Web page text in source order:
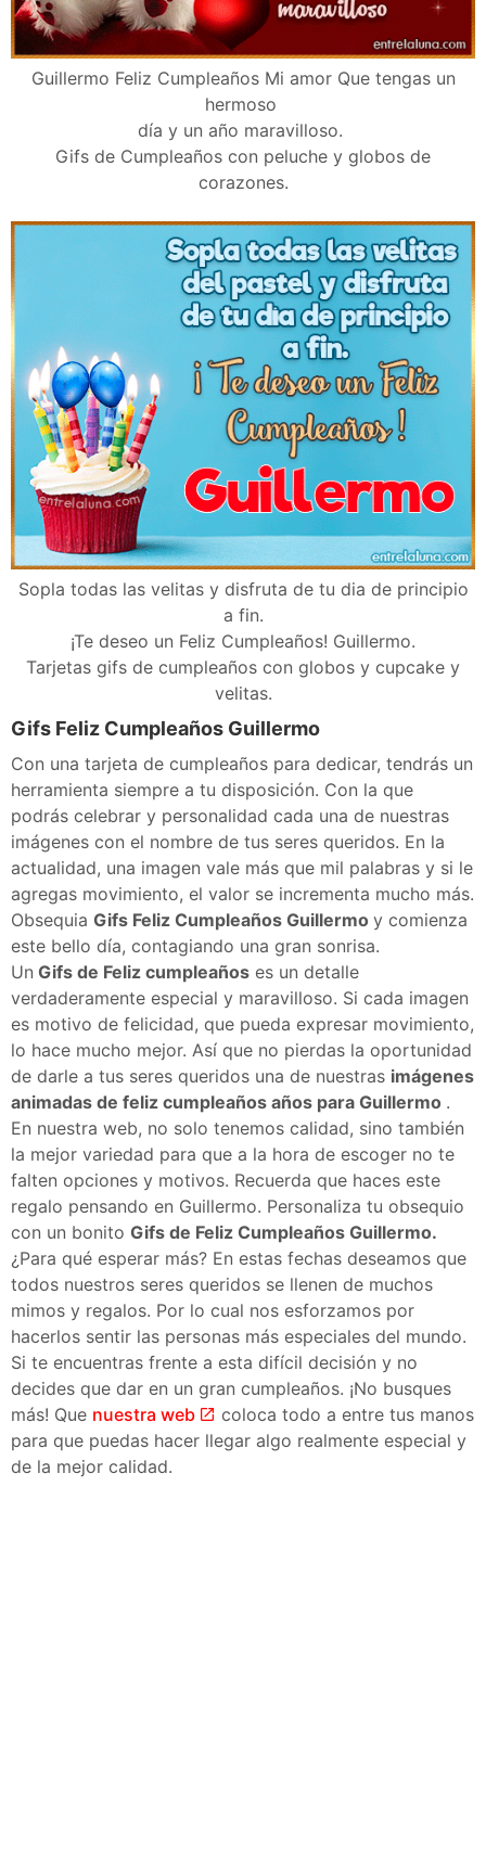
Guillermo Feliz Cumpleaños Mi amor Que tengas un
hermoso
día y un año maravilloso.
Gifs de Cumpleaños con peluche y globos de
corazones.
Sopla todas las velitas y disfruta de tu dia de principio
a fin.
¡Te deseo un Feliz Cumpleaños! Guillermo.
Tarjetas gifs de cumpleaños con globos y cupcake y
velitas.
Gifs Feliz Cumpleaños Guillermo
Con una tarjeta de cumpleaños para dedicar, tendrás un
herramienta siempre a tu disposición. Con la que
podrás celebrar y personalidad cada una de nuestras
imágenes con el nombre de tus seres queridos. En la
actualidad, una imagen vale más que mil palabras y si le
agregas movimiento, el valor se incrementa mucho más.
Obsequia Gifs Feliz Cumpleaños Guillermo y comienza
este bello día, contagiando una gran sonrisa.
Un Gifs de Feliz cumpleaños es un detalle
verdaderamente especial y maravilloso. Si cada imagen
es motivo de felicidad, que pueda expresar movimiento,
lo hace mucho mejor. Así que no pierdas la oportunidad
de darle a tus seres queridos una de nuestras imágenes
animadas de feliz cumpleaños años para Guillermo .
En nuestra web, no solo tenemos calidad, sino también
la mejor variedad para que a la hora de escoger no te
falten opciones y motivos. Recuerda que haces este
regalo pensando en Guillermo. Personaliza tu obsequio
con un bonito Gifs de Feliz Cumpleaños Guillermo.
¿Para qué esperar más? En estas fechas deseamos que
todos nuestros seres queridos se llenen de muchos
mimos y regalos. Por lo cual nos esforzamos por
hacerlos sentir las personas más especiales del mundo.
Si te encuentras frente a esta difícil decisión y no
decides que dar en un gran cumpleaños. ¡No busques
más! Que nuestra web
coloca todo a entre tus manos
para que puedas hacer llegar algo realmente especial y
de la mejor calidad.